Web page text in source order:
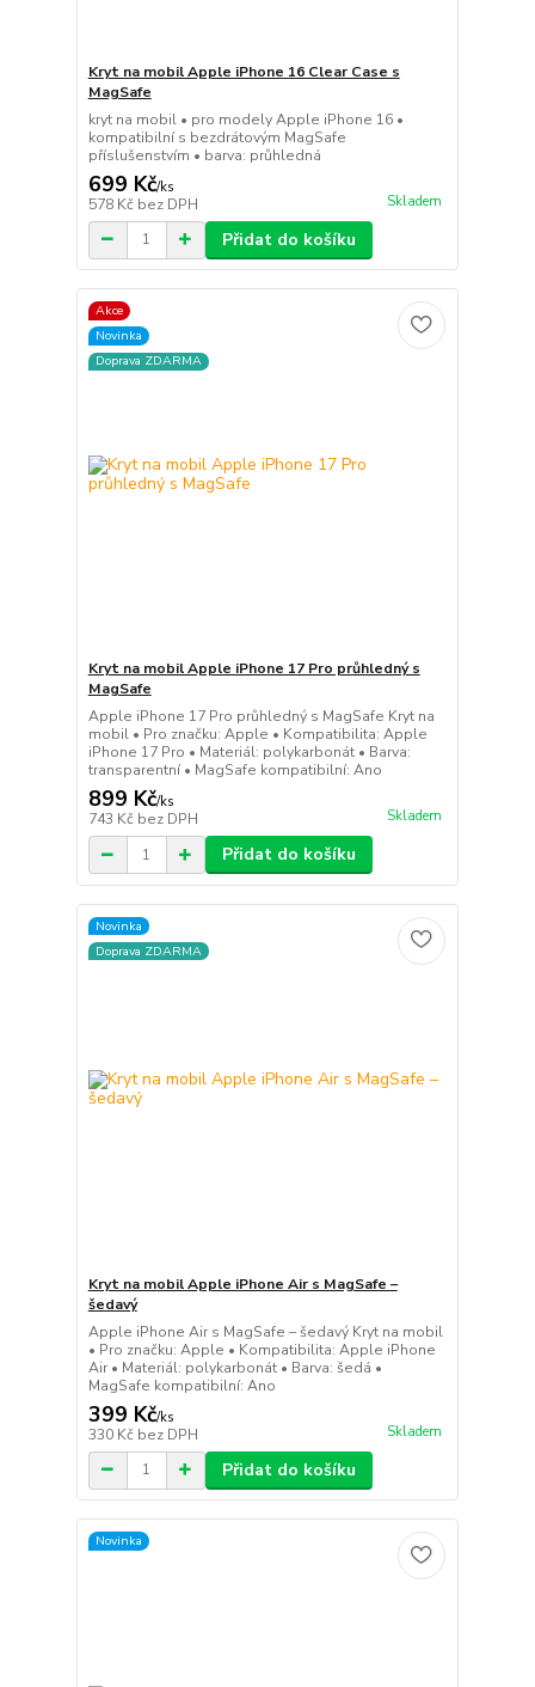
Kryt na mobil Apple iPhone 16 Clear Case s
MagSafe
kryt na mobil • pro modely Apple iPhone 16 •
kompatibilní s bezdrátovým MagSafe
příslušenstvím • barva: průhledná
699 Kč/ks
578 Kč bez DPH Skladem
Přidat do košíku
Akce
Novinka
Doprava ZDARMA
Kryt na mobil Apple iPhone 17 Pro průhledný s
MagSafe
Apple iPhone 17 Pro průhledný s MagSafe Kryt na
mobil • Pro značku: Apple • Kompatibilita: Apple
iPhone 17 Pro • Materiál: polykarbonát • Barva:
transparentní • MagSafe kompatibilní: Ano
899 Kč/ks
743 Kč bez DPH Skladem
Přidat do košíku
Novinka
Doprava ZDARMA
Kryt na mobil Apple iPhone Air s MagSafe –
šedavý
Apple iPhone Air s MagSafe – šedavý Kryt na mobil
• Pro značku: Apple • Kompatibilita: Apple iPhone
Air • Materiál: polykarbonát • Barva: šedá •
MagSafe kompatibilní: Ano
399 Kč/ks
330 Kč bez DPH Skladem
Přidat do košíku
Novinka